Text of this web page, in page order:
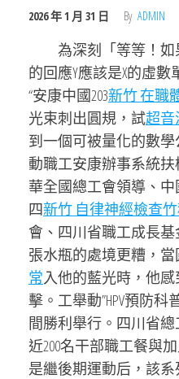
2026 年 1 月 31 日 By ADMIN
為深刻「等等！如
的回應Y應該是X的虛
“安康中國203新竹 在職
光束刺出圓規，試超
到一個可被量化的數
動職工安康辦事系統扶
華全國總工會領導、
四新竹 自律神經檢查
會、四川省職工成長基
張水瓶的處境更糟，當
常入他的藍光時，他
擊。工舉動”HPV預防
間勝利舉行。四川省
近200名干部職工餐與
是繼後期運動后，該系